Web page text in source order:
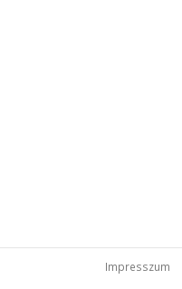
Impresszum